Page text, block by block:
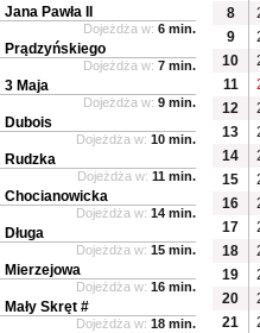
8
9
10
11
12
13
14
15
16
17
18
19
20
21
Jana Pawła II
Dojeżdża w: 6 min.
Prądzyńskiego
Dojeżdża w: 7 min.
3 Maja
Dojeżdża w: 9 min.
Dubois
Dojeżdża w: 10 min.
Rudzka
Dojeżdża w: 11 min.
Chocianowicka
Dojeżdża w: 14 min.
Długa
Dojeżdża w: 15 min.
Mierzejowa
Dojeżdża w: 16 min.
Mały Skręt #
Dojeżdża w: 18 min.